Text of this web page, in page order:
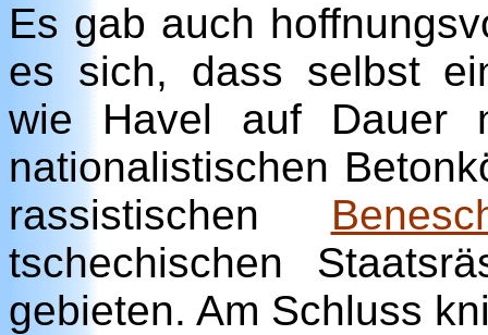
Es gab auch
es sich, dass selbst
wie Havel auf Dauer
nationalistischen
rassistischen
tschechischen
gebieten. Am Schluss